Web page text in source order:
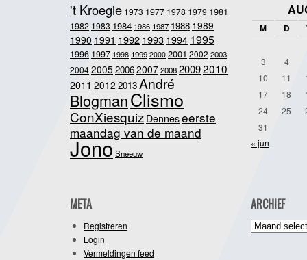
't Kroegie 1973 1977 1978 1979 1981
1982 1983 1984 1986 1987 1988 1989
1990 1991 19921993 1994 1995
1996 1997 1998 1999 2000 2001 2002 2003
20042005 20062007200820092010
2011 2012 2013André
BlogmanClismo
ConXiesquiz Denneseerste
maandag van de maand
JonoSneeuw
M D
3
4
10
11
17
18
24
25
31
« jun
META
Registreren
Login
Vermeldingen feed
ARCHIEF
Archief